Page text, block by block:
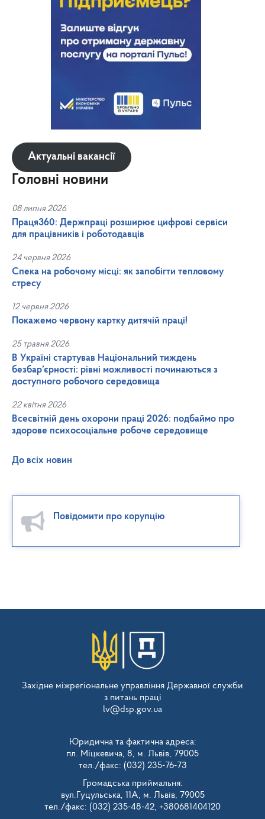
Актуальні вакансії
Головні новини
08 липня 2026
Праця360: Держпраці розширює цифрові сервіси
для працівників і роботодавців
24 червня 2026
Спека на робочому місці: як запобігти тепловому
стресу
12 червня 2026
Покажемо червону картку дитячій праці!
25 травня 2026
В Україні стартував Національний тиждень
безбар’єрності: рівні можливості починаються з
доступного робочого середовища
22 квітня 2026
Всесвітній день охорони праці 2026: подбаймо про
здорове психосоціальне робоче середовище
До всіх новин
Повідомити про корупцію
Західне міжрегіональне управління Державної служби
з питань праці
lv@dsp.gov.ua
Юридична та фактична адреса:
пл. Міцкевича, 8, м. Львів, 79005
тел./факс: (032) 235-76-73
Громадська приймальня:
вул.Гуцульська, 11А, м. Львів, 79005
тел./факс: (032) 235-48-42, +380681404120